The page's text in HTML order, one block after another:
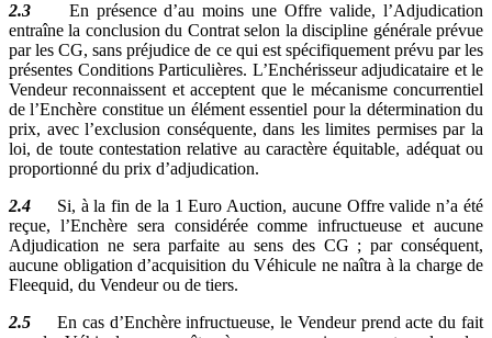
2.3
En présence d’au moins une Offre valide, l’Adjudication
entraîne la conclusion du Contrat selon la discipline générale prévue
par les CG, sans préjudice de ce qui est spécifiquement prévu par les
présentes Conditions Particulières. L’Enchérisseur adjudicataire et le
Vendeur reconnaissent et acceptent que le mécanisme concurrentiel
de l’Enchère constitue un élément essentiel pour la détermination du
prix, avec l’exclusion conséquente, dans les limites permises par la
loi, de toute contestation relative au caractère équitable, adéquat ou
proportionné du prix d’adjudication.
2.4
Si, à la fin de la 1 Euro Auction, aucune Offre valide n’a été
reçue, l’Enchère sera considérée comme infructueuse et aucune
Adjudication ne sera parfaite au sens des CG ; par conséquent,
aucune obligation d’acquisition du Véhicule ne naîtra à la charge de
Fleequid, du Vendeur ou de tiers.
2.5
En cas d’Enchère infructueuse, le Vendeur prend acte du fait